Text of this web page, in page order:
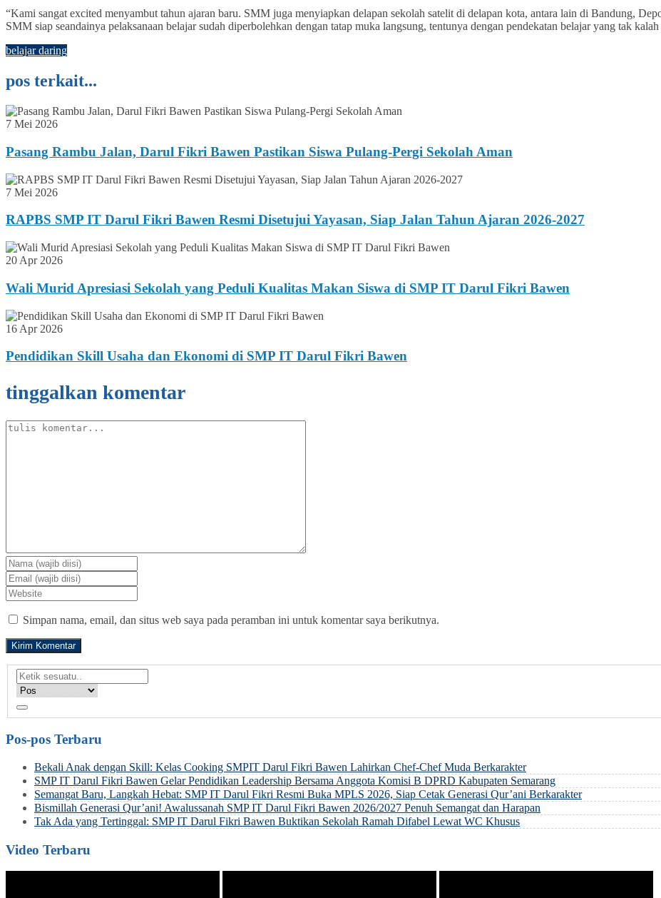
“Kami sangat excited menyambut tahun ajaran baru. SMM juga menyiapkan delapan sekolah satelit di delapan kota, antara lain di Bandung,
SMM siap seandainya pelaksanaan belajar sudah diperbolehkan dengan tatap muka langsung, tentunya dengan pendekatan belajar yang tak
belajar daring
pos terkait...
7 Mei 2026
Pasang Rambu Jalan, Darul Fikri Bawen Pastikan Siswa Pulang-Pergi Sekolah Aman
7 Mei 2026
RAPBS SMP IT Darul Fikri Bawen Resmi Disetujui Yayasan, Siap Jalan Tahun Ajaran 2026-2027
20 Apr 2026
Wali Murid Apresiasi Sekolah yang Peduli Kualitas Makan Siswa di SMP IT Darul Fikri Bawen
16 Apr 2026
Pendidikan Skill Usaha dan Ekonomi di SMP IT Darul Fikri Bawen
tinggalkan komentar
Simpan nama, email, dan situs web saya pada peramban ini untuk komentar saya berikutnya.
Pos-pos Terbaru
Bekali Anak dengan Skill: Kelas Cooking SMPIT Darul Fikri Bawen Lahirkan Chef-Chef Muda Berkarakter
SMP IT Darul Fikri Bawen Gelar Pendidikan Leadership Bersama Anggota Komisi B DPRD Kabupaten Semarang
Semangat Baru, Langkah Hebat: SMP IT Darul Fikri Resmi Buka MPLS 2026, Siap Cetak Generasi Qur’ani Berkarakter
Bismillah Generasi Qur’ani! Awalussanah SMP IT Darul Fikri Bawen 2026/2027 Penuh Semangat dan Harapan
Tak Ada yang Tertinggal: SMP IT Darul Fikri Bawen Buktikan Sekolah Ramah Difabel Lewat WC Khusus
Video Terbaru